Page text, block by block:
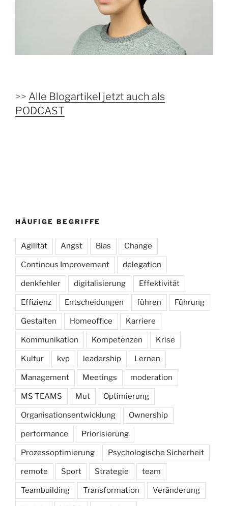
>> Alle Blogartikel jetzt auch als
PODCAST
HÄUFIGE BEGRIFFE
Agilität Angst Bias Change
Continous Improvement delegation
denkfehler digitalisierung Effektivität
Effizienz Entscheidungen führen Führung
Gestalten Homeoffice Karriere
Kommunikation Kompetenzen Krise
Kultur kvp leadership Lernen
Management Meetings moderation
MS TEAMS Mut Optimierung
Organisationsentwicklung Ownership
performance Priorisierung
Prozessoptimierung Psychologische Sicherheit
remote Sport Strategie team
Teambuilding Transformation Veränderung